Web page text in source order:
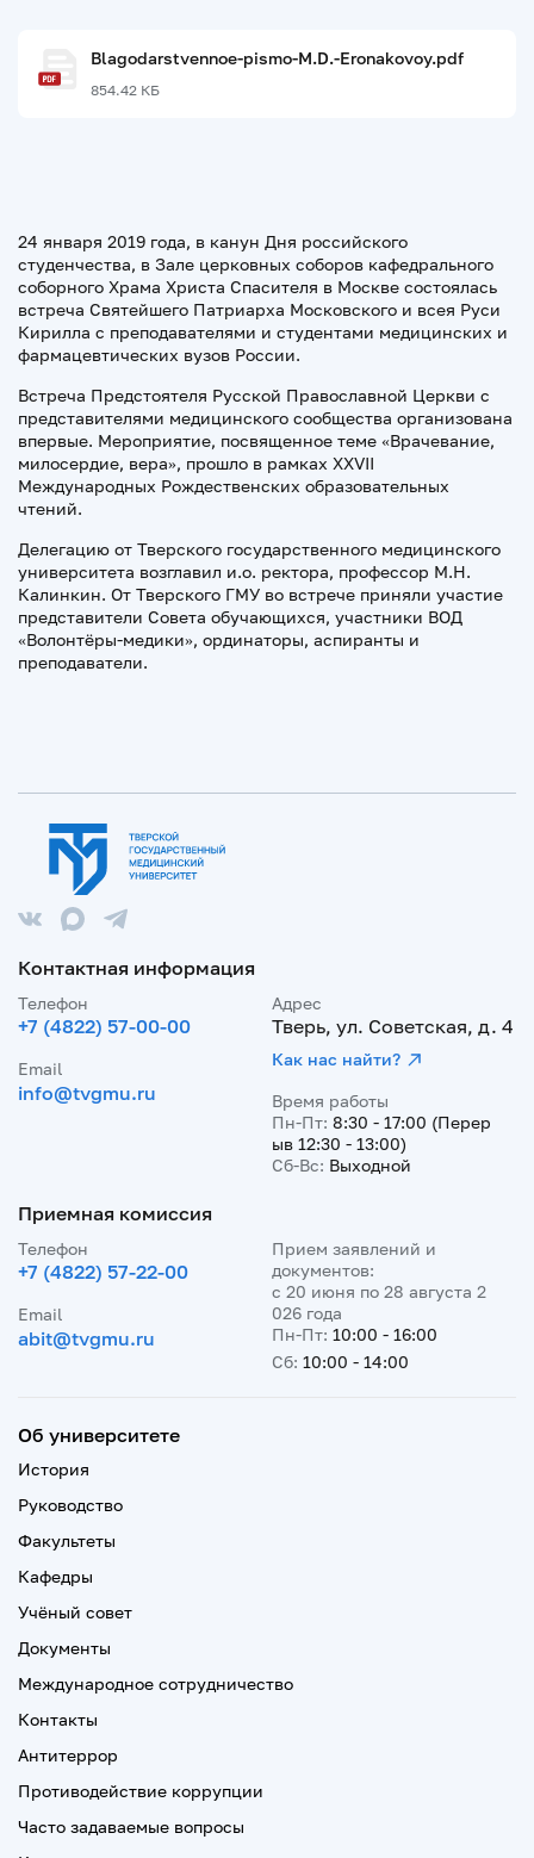
Blagodarstvennoe-pismo-M.D.-Eronakovoy.pdf
854.42 КБ
24 января 2019 года, в канун Дня российского
студенчества, в Зале церковных соборов кафедрального
соборного Храма Христа Спасителя в Москве состоялась
встреча Святейшего Патриарха Московского и всея Руси
Кирилла с преподавателями и студентами медицинских и
фармацевтических вузов России.
Встреча Предстоятеля Русской Православной Церкви с
представителями медицинского сообщества организована
впервые. Мероприятие, посвященное теме «Врачевание,
милосердие, вера», прошло в рамках XXVII
Международных Рождественских образовательных
чтений.
Делегацию от Тверского государственного медицинского
университета возглавил и.о. ректора, профессор М.Н.
Калинкин. От Тверского ГМУ во встрече приняли участие
представители Совета обучающихся, участники ВОД
«Волонтёры-медики», ординаторы, аспиранты и
преподаватели.
Контактная информация
Телефон
+7 (4822) 57-00-00
Email
info@tvgmu.ru
Адрес
Тверь, ул. Советская, д. 4
Как нас найти?
Время работы
Пн-Пт: 8:30 - 17:00 (Перер
ыв 12:30 - 13:00)
Сб-Вс: Выходной
Приемная комиссия
Телефон
+7 (4822) 57-22-00
Email
abit@tvgmu.ru
Прием заявлений и
документов:
с 20 июня по 28 августа 2
026 года
Пн-Пт: 10:00 - 16:00
Сб: 10:00 - 14:00
Об университете
История
Руководство
Факультеты
Кафедры
Учёный совет
Документы
Международное сотрудничество
Контакты
Антитеррор
Противодействие коррупции
Часто задаваемые вопросы